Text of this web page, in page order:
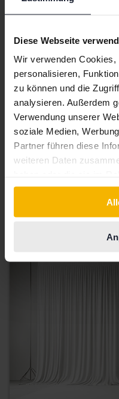
Diese Webseite
Wir verwenden
personalisieren,
zu können und die
analysieren. Außerdem
Verwendung unserer
soziale Medien,
Partner führen diese
weiteren Daten
gesammelt haben.
Ford Edge
2.0 TDCi
Unsere Bewertung ist